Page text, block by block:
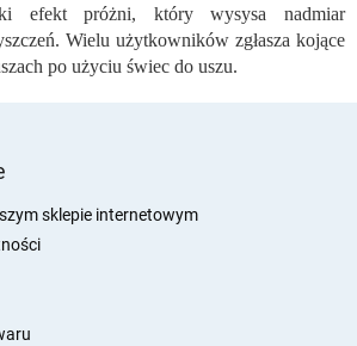
efekt próżni, który wysysa nadmiar
Wielu użytkowników zgłasza kojące
po użyciu świec do uszu.
sklepie internetowym